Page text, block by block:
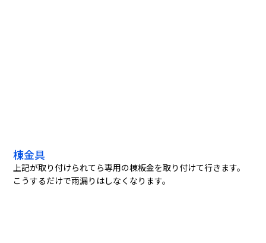
棟金具
上記が取り付けられてら専用の棟板金を取り付けて行きます。
こうするだけで雨漏りはしなくなります。